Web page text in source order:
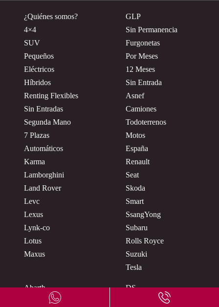
¿Quiénes somos?
4×4
SUV
Pequeños
Eléctricos
Híbridos
Renting Flexibles
Sin Entradas
Segunda Mano
7 Plazas
Automáticos
Karma
Lamborghini
Land Rover
Levc
Lexus
Lynk-co
Lotus
Maxus
Abarth
DS
GLP
Sin Permanencia
Furgonetas
Por Meses
12 Meses
Sin Entrada
Asnef
Camiones
Todoterrenos
Motos
España
Renault
Seat
Skoda
Smart
SsangYong
Subaru
Rolls Royce
Suzuki
Tesla